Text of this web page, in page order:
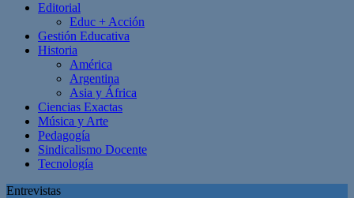
Editorial
Educ + Acción
Gestión Educativa
Historia
América
Argentina
Asia y África
Ciencias Exactas
Música y Arte
Pedagogía
Sindicalismo Docente
Tecnología
Entrevistas